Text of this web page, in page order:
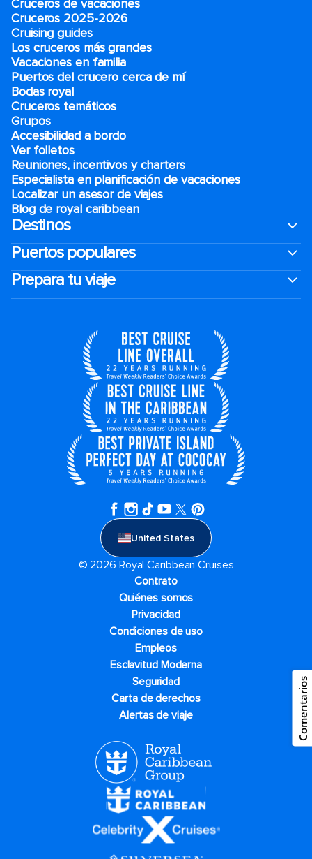
Cruceros de vacaciones
Cruceros 2025-2026
Cruising guides
Los cruceros más grandes
Vacaciones en familia
Puertos del crucero cerca de mí
Bodas royal
Cruceros temáticos
Grupos
Accesibilidad a bordo
Ver folletos
Reuniones, incentivos y charters​
Especialista en planificación de vacaciones
Localizar un asesor de viajes
Blog de royal caribbean
Destinos
Puertos populares
Prepara tu viaje
United States
© 2026 Royal Caribbean Cruises
Contrato
Quiénes somos
Privacidad
Condiciones de uso
Empleos
Esclavitud Moderna
Seguridad
Carta de derechos
Alertas de viaje
Comentarios